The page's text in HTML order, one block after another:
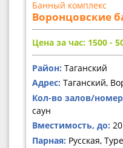
Банный комплекс
Воронцовские
Цена за час: 1500 -
Район: Таганский
Адрес: Таганский,
Кол-во залов/
саун
Вместимость, до:
Парная: Русская,